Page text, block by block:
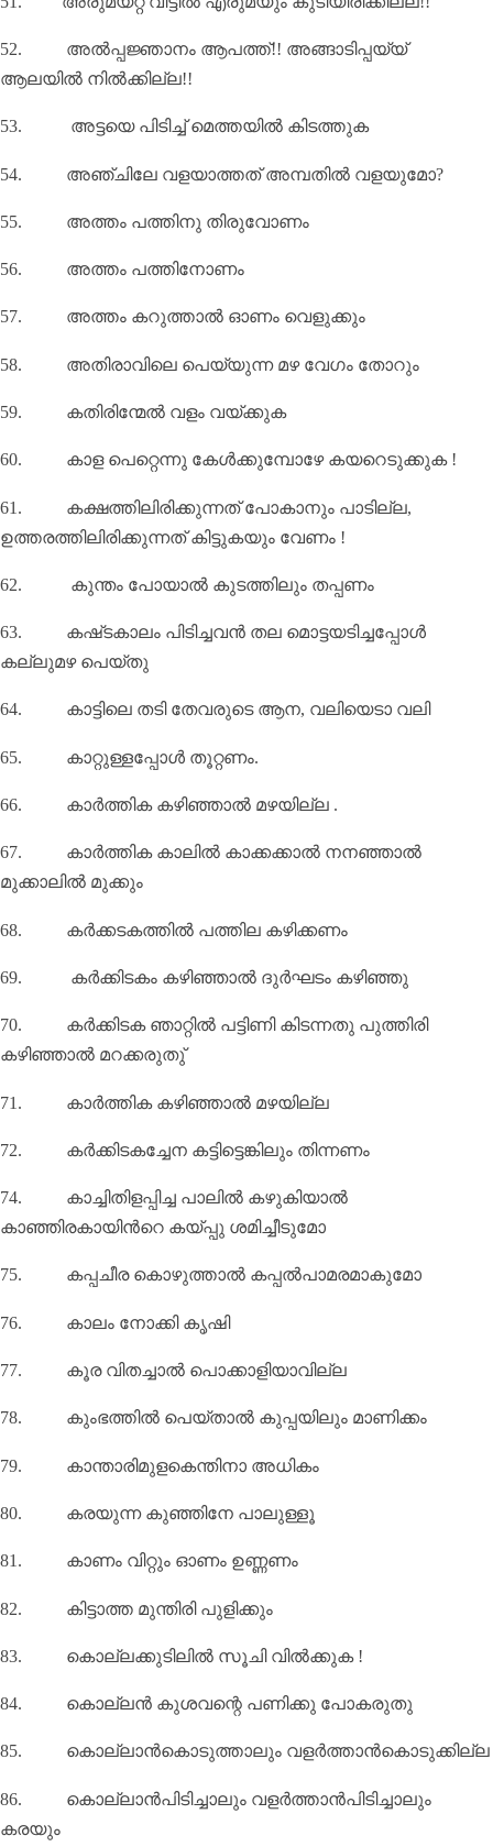
52. അൽപ്പജ്ഞാനം ആപത്ത്!! അങ്ങാടിപ്പയ്യ്
ആലയിൽ നിൽക്കില്ല!!
53. അട്ടയെ പിടിച്ച് മെത്തയിൽ കിടത്തുക
54. അഞ്ചിലേ വളയാത്തത് അമ്പതിൽ വളയുമോ?
55. അത്തം പത്തിനു തിരുവോണം
56. അത്തം പത്തിനോണം
57. അത്തം കറുത്താല്‍ ഓണം വെളുക്കും
58. അതിരാവിലെ പെയ്യുന്ന മഴ വേഗം തോറും
59. കതിരിന്മേൽ വളം വയ്‌ക്കുക
60. കാള പെറ്റെന്നു കേൾക്കുമ്പോഴേ കയറെടുക്കുക !
61. കക്ഷത്തിലിരിക്കുന്നത് പോകാനും പാടില്ല,
ഉത്തരത്തിലിരിക്കുന്നത് കിട്ടുകയും വേണം !
62. കുന്തം പോയാല്‍ കുടത്തിലും തപ്പണം
63. കഷ്‌ടകാലം പിടിച്ചവൻ തല മൊട്ടയടിച്ചപ്പോൾ
കല്ലുമഴ പെയ്‌തു
64. കാട്ടിലെ തടി തേവരുടെ ആന, വലിയെടാ വലി
65. കാറ്റുള്ളപ്പോൾ തൂറ്റണം.
66. കാർത്തിക കഴിഞ്ഞാൽ മഴയില്ല .
67. കാർത്തിക കാലിൽ കാക്കക്കാൽ നനഞ്ഞാൽ
മുക്കാലിൽ മുക്കും
68. കർക്കടകത്തിൽ പത്തില കഴിക്കണം
69. കർക്കിടകം കഴിഞ്ഞാൽ ദുർഘടം കഴിഞ്ഞു
70. കർക്കിടക ഞാറ്റിൽ പട്ടിണി കിടന്നതു പുത്തിരി
കഴിഞ്ഞാൽ മറക്കരുതു്‌
71. കാർത്തിക കഴിഞ്ഞാൽ മഴയില്ല
72. കർക്കിടകച്ചേന കട്ടിട്ടെങ്കിലും തിന്നണം
74. കാച്ചിതിളപ്പിച്ച പാലിൽ കഴുകിയാൽ
കാഞ്ഞിരകായിൻറെ കയ്പ്പു ശമിച്ചീടുമോ
75. കപ്പചീര കൊഴുത്താൽ കപ്പൽപാമരമാകുമോ
76. കാലം നോക്കി കൃഷി
77. കൂര വിതച്ചാൽ പൊക്കാളിയാവില്ല
78. കുംഭത്തിൽ പെയ്താൽ കുപ്പയിലും മാണിക്കം
79. കാന്താരിമുളകെന്തിനാ അധികം
80. കരയുന്ന കുഞ്ഞിനേ പാലുള്ളൂ
81. കാണം വിറ്റും ഓണം ഉണ്ണണം
82. കിട്ടാത്ത മുന്തിരി പുളിക്കും
83. കൊല്ലക്കുടിലിൽ സൂചി വിൽക്കുക !
84. കൊല്ലൻ കുശവന്റെ പണിക്കു പോകരുതു
85. കൊല്ലാൻകൊടുത്താലും വളർത്താൻകൊടുക്കില്ല
86. കൊല്ലാൻപിടിച്ചാലും വളർത്താൻപിടിച്ചാലും
കരയും